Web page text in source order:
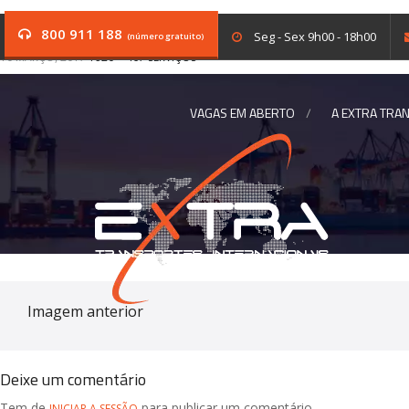
800 911 188 (número gratuito) Seg - Sex 9h00 - 18h00
VAGAS EM ABERTO A EXTRA
solicitar-frete
10 MARÇO, 20171920 × 467SERVIÇOS
Imagem anterior
Deixe um comentário